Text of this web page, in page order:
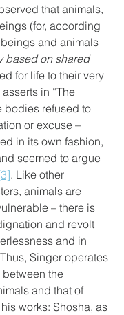
that animals,
(for, according
and animals
based on shared
for life to their very
in “The
bodies refused to
or excuse –
in its own fashion,
seemed to argue
. Like other
animals are
– there is
and revolt
and in
Singer operates
the
and that of
works: Shosha, as